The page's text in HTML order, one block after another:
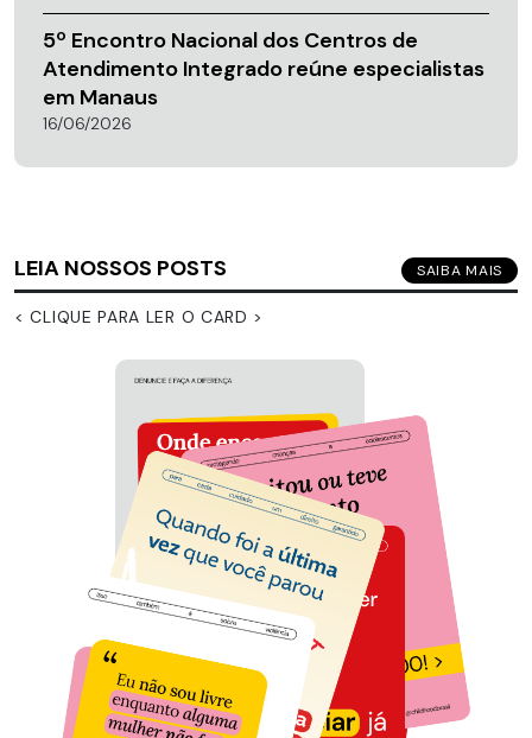
5º Encontro Nacional dos Centros de
Atendimento Integrado reúne especialistas
em Manaus
16/06/2026
LEIA NOSSOS POSTS SAIBA MAIS
< CLIQUE PARA LER O CARD >